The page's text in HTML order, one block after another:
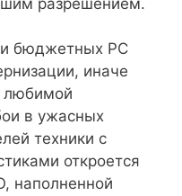
бюджетных PC
иначе
любимой
в ужасных
техники с
откроется
наполненной